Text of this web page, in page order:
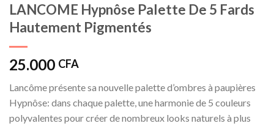
LANCOME Hypnôse Palette De 5 Fards
Hautement Pigmentés
25.000 CFA
Lancôme présente sa nouvelle palette d’ombres à paupières
Hypnôse: dans chaque palette, une harmonie de 5 couleurs
polyvalentes pour créer de nombreux looks naturels à plus